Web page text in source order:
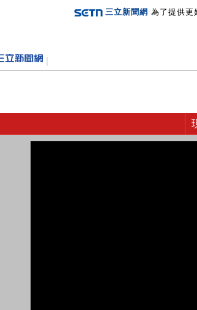
三立新聞網 為了提供更